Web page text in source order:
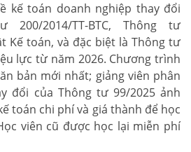
kế toán doanh nghiệp thay đổi
2014/TT-BTC, Thông tư
Kế toán, và đặc biệt là Thông tư
lực từ năm 2026. Chương trình
bản mới nhất; giảng viên phân
đổi của Thông tư 99/2025 ảnh
toán chi phí và giá thành để học
viên cũ được học lại miễn phí